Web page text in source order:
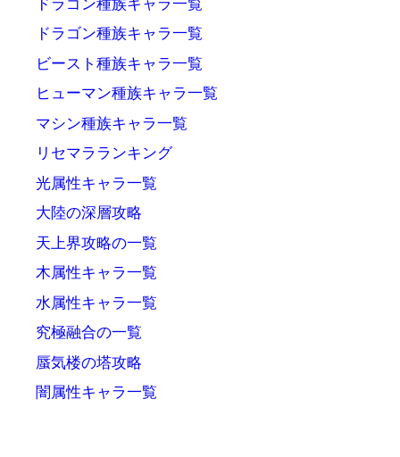
ドラゴン種族キャラ一覧
ビースト種族キャラ一覧
ヒューマン種族キャラ一覧
マシン種族キャラ一覧
リセマラランキング
光属性キャラ一覧
大陸の深層攻略
天上界攻略の一覧
木属性キャラ一覧
水属性キャラ一覧
究極融合の一覧
蜃気楼の塔攻略
闇属性キャラ一覧